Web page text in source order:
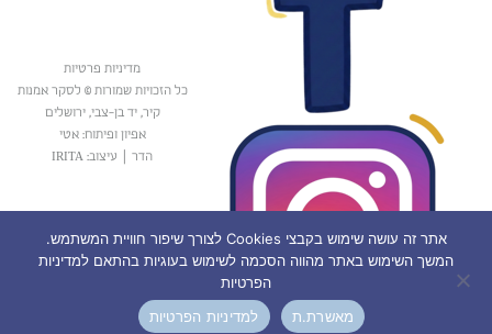
מדיניות פרטיות
כל הזכויות שמורות © לסקר אמנות
קיר, יד בן-צבי, ירושלים
אפיון ופיתוח: אטי
הדר
עיצוב: IRITA
אתר זה עושה שימוש בקבצי Cookies לצורך שיפור חוויית המשתמש.
המשך השימוש באתר מהווה הסכמה לשימוש בעוגיות בהתאם למדיניות
הפרטיות
מאשרת.ת
למדיניות הפרטיות